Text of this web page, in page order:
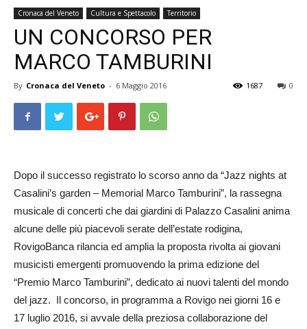
Veneto
Cronaca del Veneto Cultura e Spettacolo Territorio
UN CONCORSO PER
MARCO TAMBURINI
By Cronaca del Veneto - 6 Maggio 2016 0
1687
Dopo il successo registrato lo scorso anno da “Jazz nights at
Casalini’s garden – Memorial Marco Tamburini”, la rassegna
musicale di concerti che dai giardini di Palazzo Casalini anima
alcune delle più piacevoli serate dell’estate rodigina,
RovigoBanca rilancia ed amplia la proposta rivolta ai giovani
musicisti emergenti promuovendo la prima edizione del
“Premio Marco Tamburini”, dedicato ai nuovi talenti del mondo
del jazz. Il concorso, in programma a Rovigo nei giorni 16 e
17 luglio 2016, si avvale della preziosa collaborazione del